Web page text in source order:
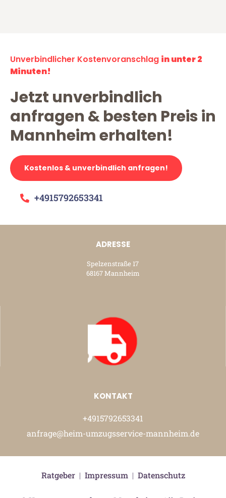
Unverbindlicher Kostenvoranschlag in unter 2
Minuten!
Jetzt unverbindlich
anfragen & besten Preis in
Mannheim erhalten!
Kostenlos & unverbindlich anfragen!
+4915792653341
ADRESSE
Spelzenstraße 17
68167 Mannheim
KONTAKT
+4915792653341
anfrage@heim-umzugsservice-mannheim.de
Ratgeber| Impressum| Datenschutz